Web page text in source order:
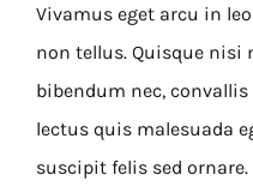
Vivamus eget arcu in
non tellus. Quisque nisi
bibendum nec,
lectus quis malesuada
suscipit felis sed